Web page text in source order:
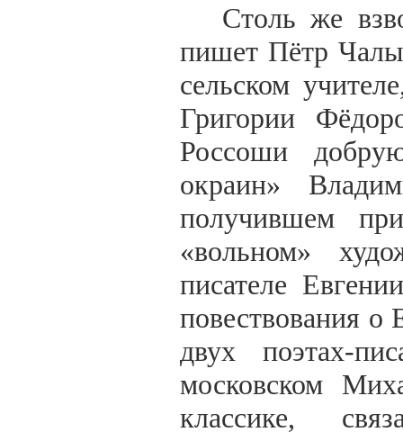
Столь же
пишет Пётр
сельском
Григории
Россоши
окраин»
получившем
«вольном»
писателе
повествования
двух поэтах-
московском
классике,